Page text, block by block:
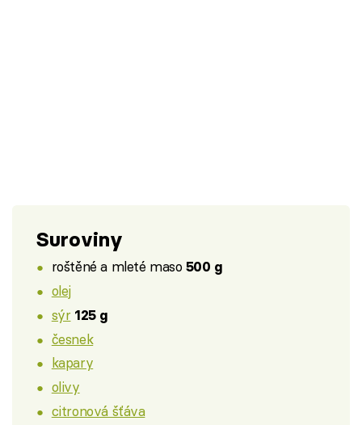
Suroviny
roštěné a mleté maso 500 g
olej
sýr 125 g
česnek
kapary
olivy
citronová šťáva